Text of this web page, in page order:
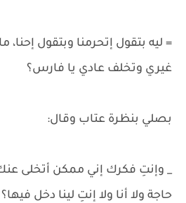
= ليه بتقول إتحرمنا وبتقول
غيري وتخلف عادي يا فارس؟
بصلي بنظرة عتاب وقال:
_ وإنتِ فكرك إني ممكن أتخلى
حاجة ولا أنا ولا إنتِ لينا دخل فيها؟